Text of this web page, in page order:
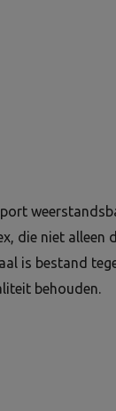
die niet alleen
is bestand
behouden.